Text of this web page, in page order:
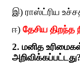
இ) ராஸ்ட்ரிய
ஈ) தேசிய திறந்த
2. மனித